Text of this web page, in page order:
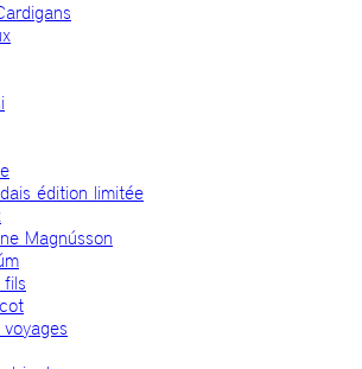
édition limitée
Magnússon
fils